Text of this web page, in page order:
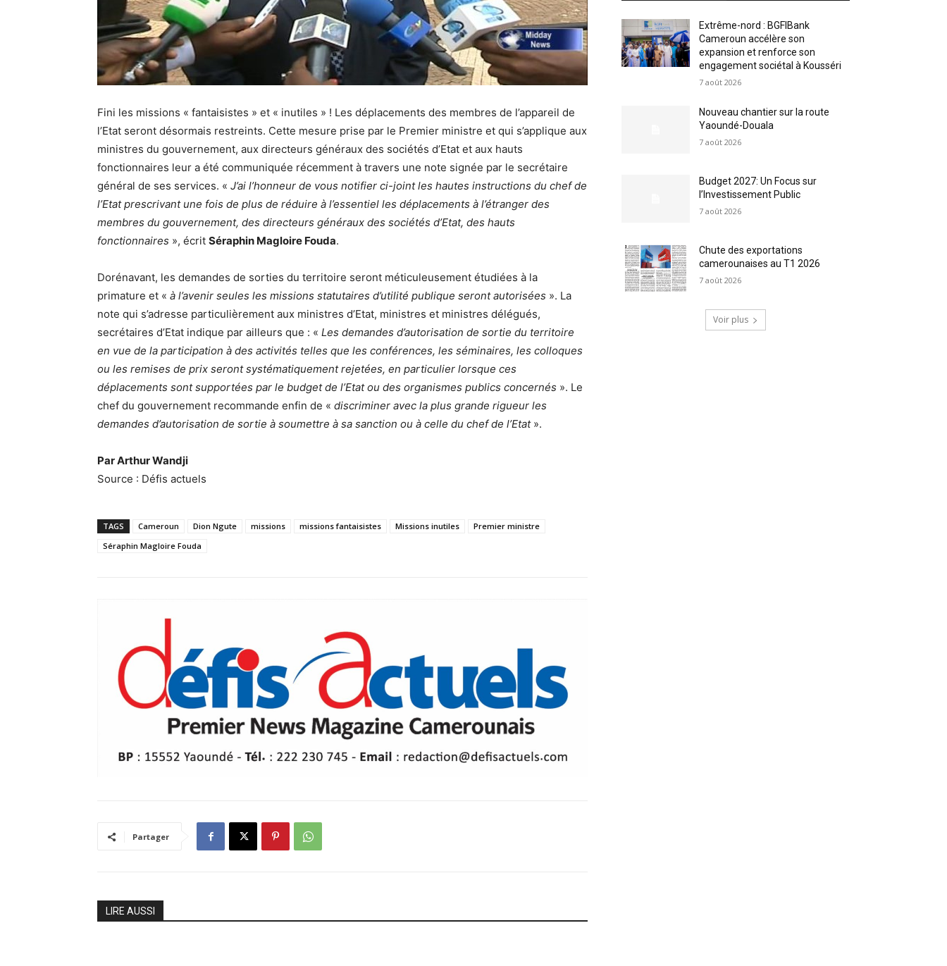
Fini les missions « fantaisistes » et « inutiles » ! Les déplacements des membres de l’appareil de
l’Etat seront désormais restreints. Cette mesure prise par le Premier ministre et qui s’applique aux
ministres du gouvernement, aux directeurs généraux des sociétés d’Etat et aux hauts
fonctionnaires leur a été communiquée récemment à travers une note signée par le secrétaire
général de ses services. « J’ai l’honneur de vous notifier ci-joint les hautes instructions du chef de
l’Etat prescrivant une fois de plus de réduire à l’essentiel les déplacements à l’étranger des
membres du gouvernement, des directeurs généraux des sociétés d’Etat, des hauts
fonctionnaires », écrit Séraphin Magloire Fouda.
Dorénavant, les demandes de sorties du territoire seront méticuleusement étudiées à la
primature et « à l’avenir seules les missions statutaires d’utilité publique seront autorisées ». La
note qui s’adresse particulièrement aux ministres d’Etat, ministres et ministres délégués,
secrétaires d’Etat indique par ailleurs que : « Les demandes d’autorisation de sortie du territoire
en vue de la participation à des activités telles que les conférences, les séminaires, les colloques
ou les remises de prix seront systématiquement rejetées, en particulier lorsque ces
déplacements sont supportées par le budget de l’Etat ou des organismes publics concernés ». Le
chef du gouvernement recommande enfin de « discriminer avec la plus grande rigueur les
demandes d’autorisation de sortie à soumettre à sa sanction ou à celle du chef de l’Etat».
Par Arthur Wandji
Source : Défis actuels
TAGS Cameroun Dion Ngute missions missions fantaisistes Missions inutiles
Premier ministre
Séraphin Magloire Fouda
Partager
LIRE AUSSI
Extrême-nord : BGFIBank
Cameroun accélère son
expansion et renforce son
engagement sociétal à Kousséri
7 août 2026
Nouveau chantier sur la route
Yaoundé-Douala
7 août 2026
Budget 2027: Un Focus sur
l’Investissement Public
7 août 2026
Chute des exportations
camerounaises au T1 2026
7 août 2026
Voir plus